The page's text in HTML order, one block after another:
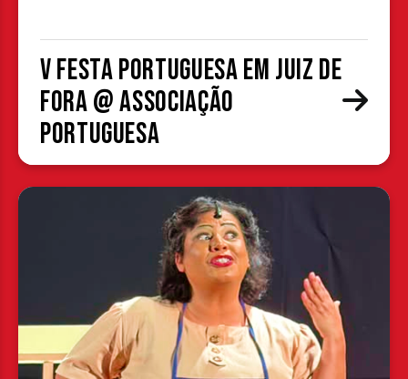
V Festa Portuguesa em Juiz de
Fora @ Associação
Portuguesa